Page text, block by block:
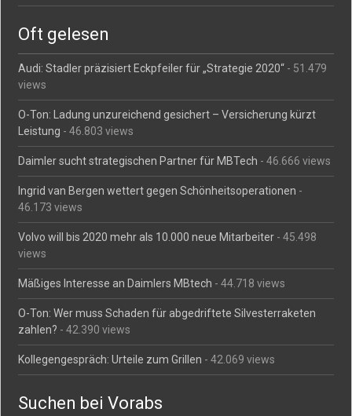
Oft gelesen
Audi: Stadler präzisiert Eckpfeiler für „Strategie 2020“ - 51.479
views
O-Ton: Ladung unzureichend gesichert – Versicherung kürzt
Leistung - 46.803 views
Daimler sucht strategischen Partner für MBTech - 46.666 views
Ingrid van Bergen wettert gegen Schönheitsoperationen -
46.173 views
Volvo will bis 2020 mehr als 10.000 neue Mitarbeiter - 45.498
views
Mäßiges Interesse an Daimlers MBtech - 44.718 views
O-Ton: Wer muss Schaden für abgedriftete Silvesterraketen
zahlen? - 42.390 views
Kollegengespräch: Urteile zum Grillen - 42.069 views
Suchen bei Vorabs